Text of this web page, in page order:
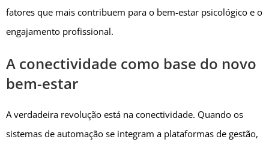
fatores que mais contribuem para o bem-estar psicológico e o
engajamento profissional.
A conectividade como base do novo
bem-estar
A verdadeira revolução está na conectividade. Quando os
sistemas de automação se integram a plataformas de gestão,